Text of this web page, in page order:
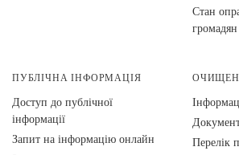
Стан
громадян
ПУБЛІЧНА ІНФОРМАЦІЯ
Доступ до публічної
інформації
Запит на інформацію онлайн
Перелік